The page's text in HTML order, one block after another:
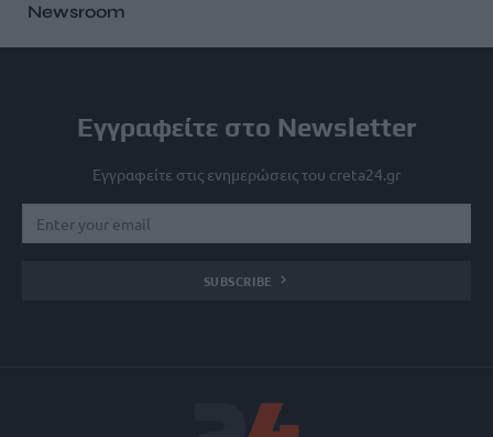
Newsroom
Εγγραφείτε στο Newsletter
Εγγραφείτε στις ενημερώσεις του creta24.gr
SUBSCRIBE